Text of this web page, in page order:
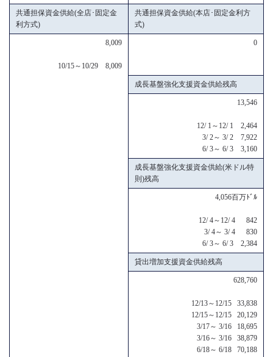
共通担保資金供給(全店･固定金
利方式)
共通担保資金供給(本店･固定金利方
式)
8,009
10/15～10/29 8,009
0
成長基盤強化支援資金供給残高
13,546
12/ 1～12/ 1 2,464
3/ 2～ 3/ 2 7,922
6/ 3～ 6/ 3 3,160
成長基盤強化支援資金供給(米ドル特
則)残高
4,056百万ﾄﾞﾙ
12/ 4～12/ 4 842
3/ 4～ 3/ 4 830
6/ 3～ 6/ 3 2,384
貸出増加支援資金供給残高
628,760
12/13～12/15 33,838
12/15～12/15 20,129
3/17～ 3/16 18,695
3/16～ 3/16 38,879
6/18～ 6/18 70,188